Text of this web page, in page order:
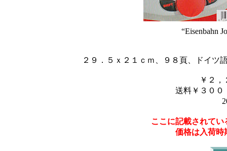
“Eisenbahn
２９．５ｘ２１ｃｍ、９８頁、ドイツ
￥２，
送料￥３００
ここに記載されて
価格は入荷時